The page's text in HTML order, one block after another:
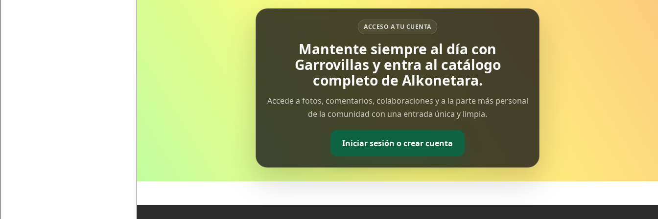
ACCESO A TU CUENTA
Mantente siempre al día con
Garrovillas y entra al catálogo
completo de Alkonetara.
Accede a fotos, comentarios, colaboraciones y a la parte más personal
de la comunidad con una entrada única y limpia.
Iniciar sesión o crear cuenta